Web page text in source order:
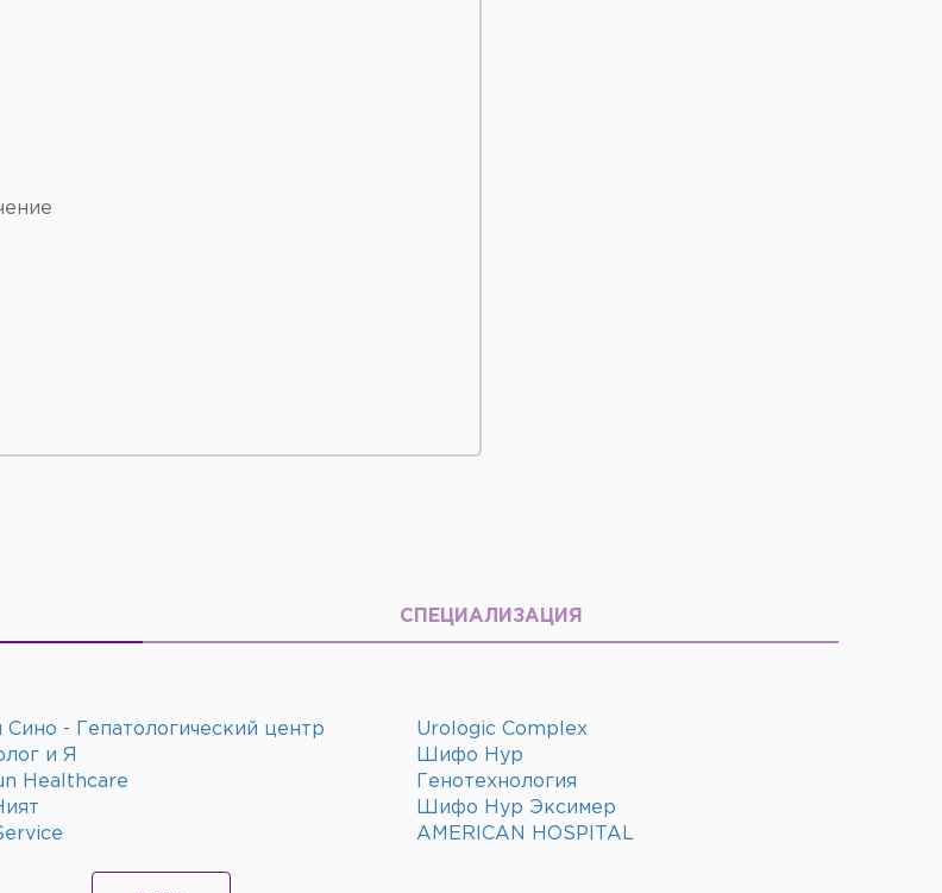
СПЕЦИАЛИЗАЦИЯ
Сино - Гепатологический центр
Urologic Complex
и Я
Шифо Нур
Healthcare
Генотехнология
Шифо Нур Эксимер
AMERICAN HOSPITAL